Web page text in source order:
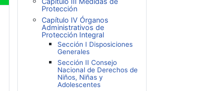
Protección
Capítulo IV Órganos
Administrativos de
Protección Integral
Sección I Disposiciones
Generales
Sección II Consejo
Nacional de Derechos de
Niños, Niñas y
Adolescentes